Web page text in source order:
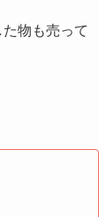
物も売って